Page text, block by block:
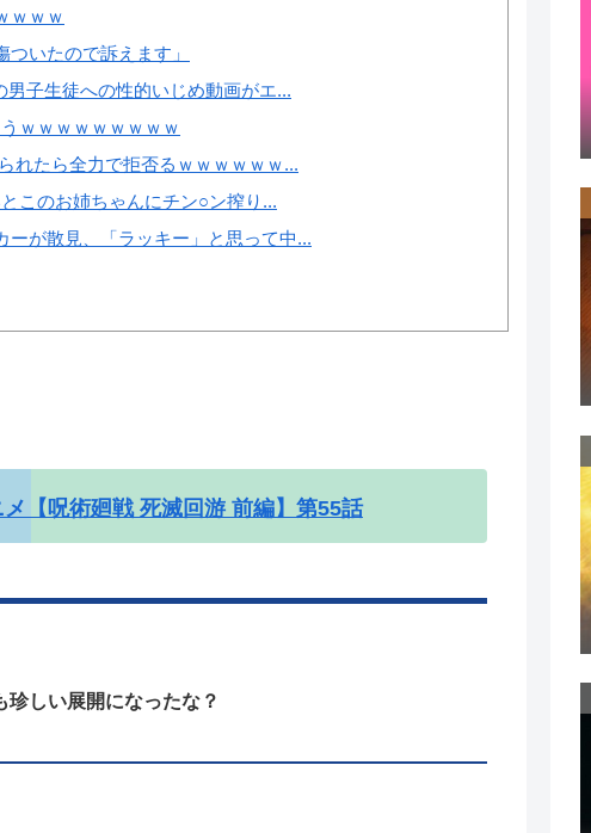
ｗｗｗ
いたので訴えます」
子生徒への性的いじめ動画がエ...
ｗｗｗｗｗｗｗｗｗ
れたら全力で拒否るｗｗｗｗｗｗ...
このお姉ちゃんにチン○ン搾り...
が散見、「ラッキー」と思って中...
【呪術廻戦 死滅回游 前編】第55話
しい展開になったな？